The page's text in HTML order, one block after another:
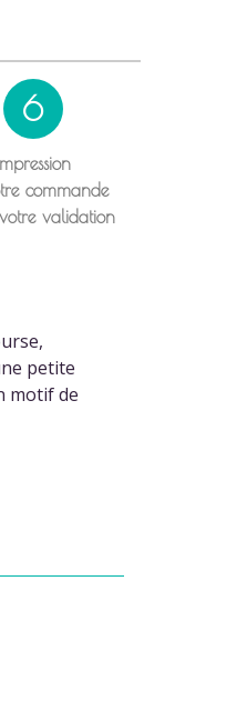
6
Impression
commande
validation
petite
motif de